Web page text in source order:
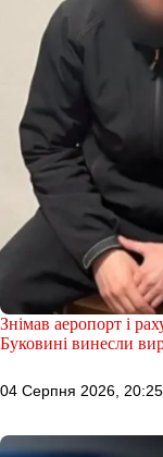
Знімав аеропорт і
Буковині винесли
04 Серпня 2026, 20:25